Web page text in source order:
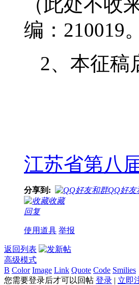
编：210019。
2、本征稿
江苏省第八
分享到: QQ好友
收藏
回复
使用道具 举报
返回列表
高级模式
B Color Image Link Quote Code Smilies
您需要登录后才可以回帖 登录 | 立即